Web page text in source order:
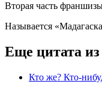
Вторая часть
Называется
Еще цитата
Кто же? Кто-